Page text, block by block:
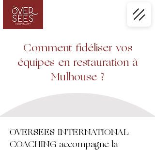
Comment fidéliser vos
équipes en restauration à
Mulhouse ?
OVERSEES INTERNATIONAL
COACHING accompagne la